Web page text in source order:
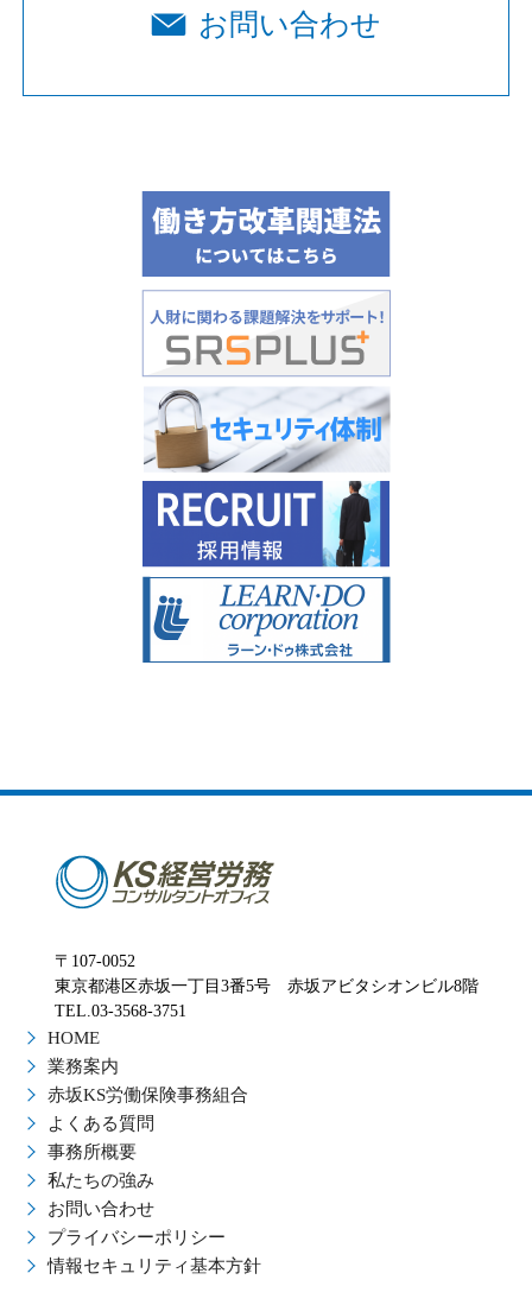
お問い合わせ
〒107-0052
東京都港区赤坂一丁目3番5号 赤坂アビタシオンビル8階
TEL.03-3568-3751
HOME
業務案内
赤坂KS労働保険事務組合
よくある質問
事務所概要
私たちの強み
お問い合わせ
プライバシーポリシー
情報セキュリティ基本方針